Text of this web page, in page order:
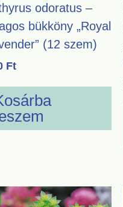
odoratus –
bükköny „Royal
(12 szem)
Ft